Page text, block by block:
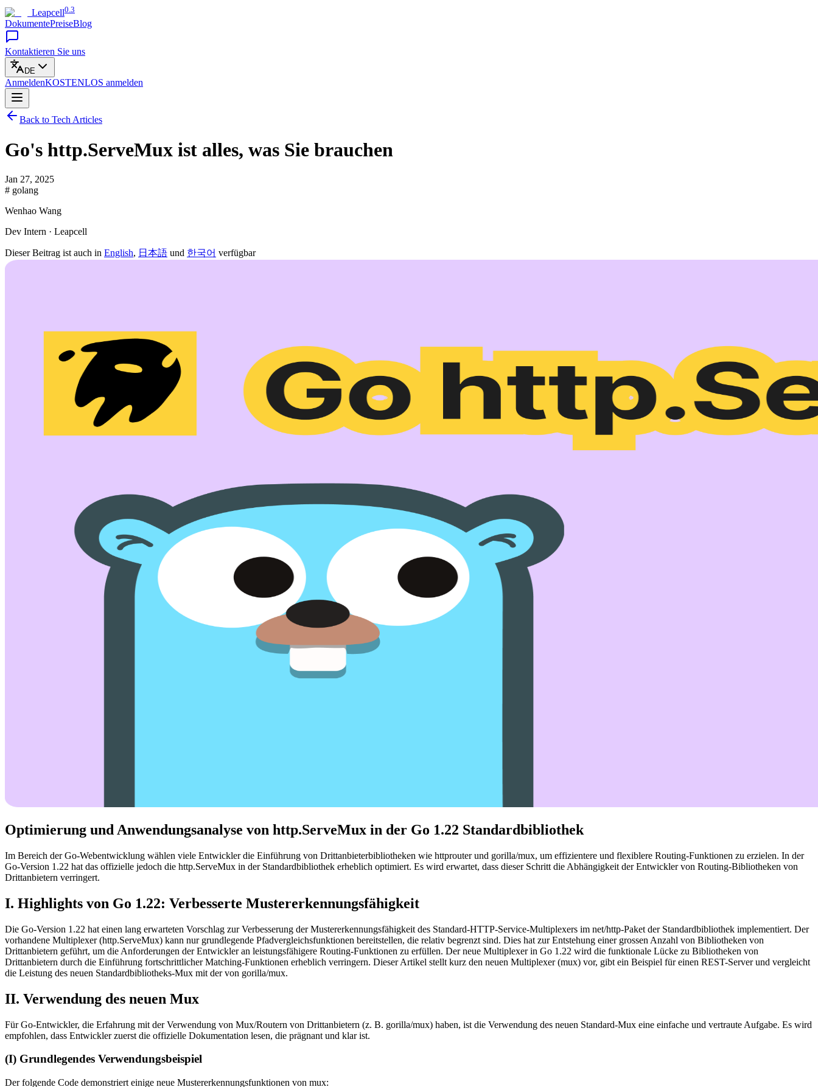
Leapcell0.3
DokumentePreiseBlog
Kontaktieren Sie uns
DE
AnmeldenKOSTENLOS anmelden
Back to Tech Articles
Go's http.ServeMux ist alles, was Sie brauchen
Jan 27, 2025
# golang
Wenhao Wang
Dev Intern · Leapcell
Dieser Beitrag ist auch in English, 日本語 und 한국어 verfügbar
Optimierung und Anwendungsanalyse von http.ServeMux in der Go 1.22 Standardbibliothek
Im Bereich der Go-Webentwicklung wählen viele Entwickler die Einführung von Drittanbieterbibliotheken wie httprouter und gorilla/mux, um effizientere und flexiblere Routing-Funktionen zu erzielen. In der
Go-Version 1.22 hat das offizielle jedoch die http.ServeMux in der Standardbibliothek erheblich optimiert. Es wird erwartet, dass dieser Schritt die Abhängigkeit der Entwickler von Routing-Bibliotheken von
Drittanbietern verringert.
I. Highlights von Go 1.22: Verbesserte Mustererkennungsfähigkeit
Die Go-Version 1.22 hat einen lang erwarteten Vorschlag zur Verbesserung der Mustererkennungsfähigkeit des Standard-HTTP-Service-Multiplexers im net/http-Paket der Standardbibliothek implementiert. Der
vorhandene Multiplexer (http.ServeMux) kann nur grundlegende Pfadvergleichsfunktionen bereitstellen, die relativ begrenzt sind. Dies hat zur Entstehung einer grossen Anzahl von Bibliotheken von
Drittanbietern geführt, um die Anforderungen der Entwickler an leistungsfähigere Routing-Funktionen zu erfüllen. Der neue Multiplexer in Go 1.22 wird die funktionale Lücke zu Bibliotheken von
Drittanbietern durch die Einführung fortschrittlicher Matching-Funktionen erheblich verringern. Dieser Artikel stellt kurz den neuen Multiplexer (mux) vor, gibt ein Beispiel für einen REST-Server und vergleicht
die Leistung des neuen Standardbibliotheks-Mux mit der von gorilla/mux.
II. Verwendung des neuen Mux
Für Go-Entwickler, die Erfahrung mit der Verwendung von Mux/Routern von Drittanbietern (z. B. gorilla/mux) haben, ist die Verwendung des neuen Standard-Mux eine einfache und vertraute Aufgabe. Es wird
empfohlen, dass Entwickler zuerst die offizielle Dokumentation lesen, die prägnant und klar ist.
(I) Grundlegendes Verwendungsbeispiel
Der folgende Code demonstriert einige neue Mustererkennungsfunktionen von mux: